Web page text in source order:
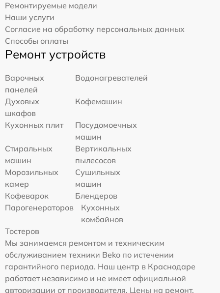
Ремонтируемые модели
Наши услуги
Согласие на обработку персональных данных
Способы оплаты
Ремонт устройств
Варочных
панелей
Водонагревателей
Духовых
шкафов
Кофемашин
Кухонных плит
Посудомоечных
машин
Стиральных
машин
Вертикальных
пылесосов
Морозильных
камер
Сушильных
машин
Кофеварок
Блендеров
Парогенераторов
Кухонных
комбайнов
Тостеров
Мы занимаемся ремонтом и техническим
обслуживанием техники Beko по истечении
гарантийного периода. Наш центр в Краснодаре
работает независимо и не имеет официальной
авторизации от производителя. Цены на ремонт,